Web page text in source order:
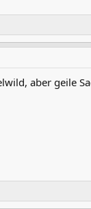
aber geile